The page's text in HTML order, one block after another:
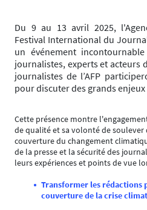
Du 9 au 13 avril 2025,
Festival International du
un événement
journalistes, experts et acteurs
journalistes de l’AFP
pour discuter des grands
Cette présence montre
de qualité et sa volonté de soulever
couverture du changement
de la presse et la sécurité des
leurs expériences et points de vue
Transformer les rédactions
couverture de la crise